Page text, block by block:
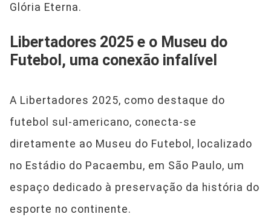
Glória Eterna.
Libertadores 2025 e o Museu do
Futebol, uma conexão infalível
A Libertadores 2025, como destaque do
futebol sul-americano, conecta-se
diretamente ao Museu do Futebol, localizado
no Estádio do Pacaembu, em São Paulo, um
espaço dedicado à preservação da história do
esporte no continente.